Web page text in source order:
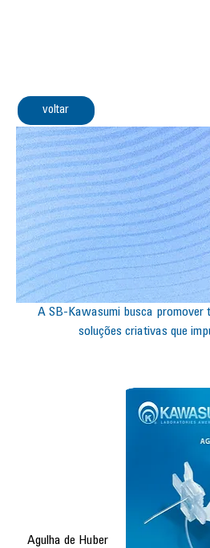
A SB-Kawasumi busca promover
soluções criativas que
Agulha de Huber
voltar